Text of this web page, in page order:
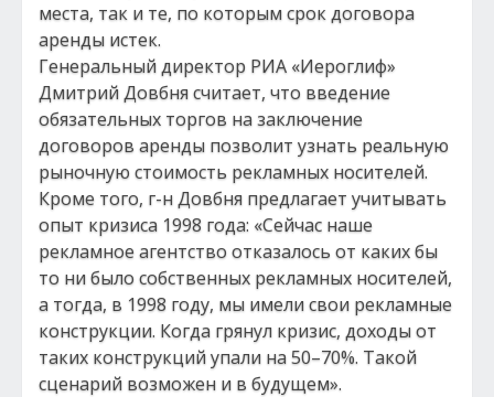
места, так и те, по которым срок договора
аренды истек.
Генеральный директор РИА «Иероглиф»
Дмитрий Довбня считает, что введение
обязательных торгов на заключение
договоров аренды позволит узнать реальную
рыночную стоимость рекламных носителей.
Кроме того, г-н Довбня предлагает учитывать
опыт кризиса 1998 года: «Сейчас наше
рекламное агентство отказалось от каких бы
то ни было собственных рекламных носителей,
а тогда, в 1998 году, мы имели свои рекламные
конструкции. Когда грянул кризис, доходы от
таких конструкций упали на 50–70%. Такой
сценарий возможен и в будущем».